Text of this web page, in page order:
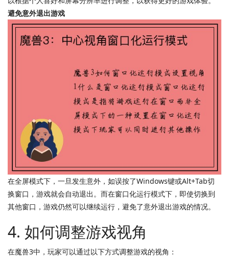
避免意外退出游戏
在全屏模式下，一旦发生意外，如误按了Windows键或Alt+Tab切
换窗口，游戏就会自动退出。而在窗口化运行模式下，即使切换到
其他窗口，游戏仍然可以继续运行，避免了意外退出游戏的情况。
4. 如何调整游戏视角
在魔兽3中，玩家可以通过以下方式调整游戏的视角：